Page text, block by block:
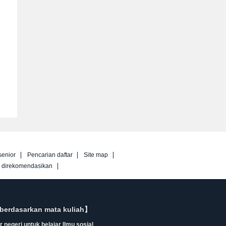
Pencarian daftar
Site map
mata kuliah】
negeri untuk belajar Ilmu sosial